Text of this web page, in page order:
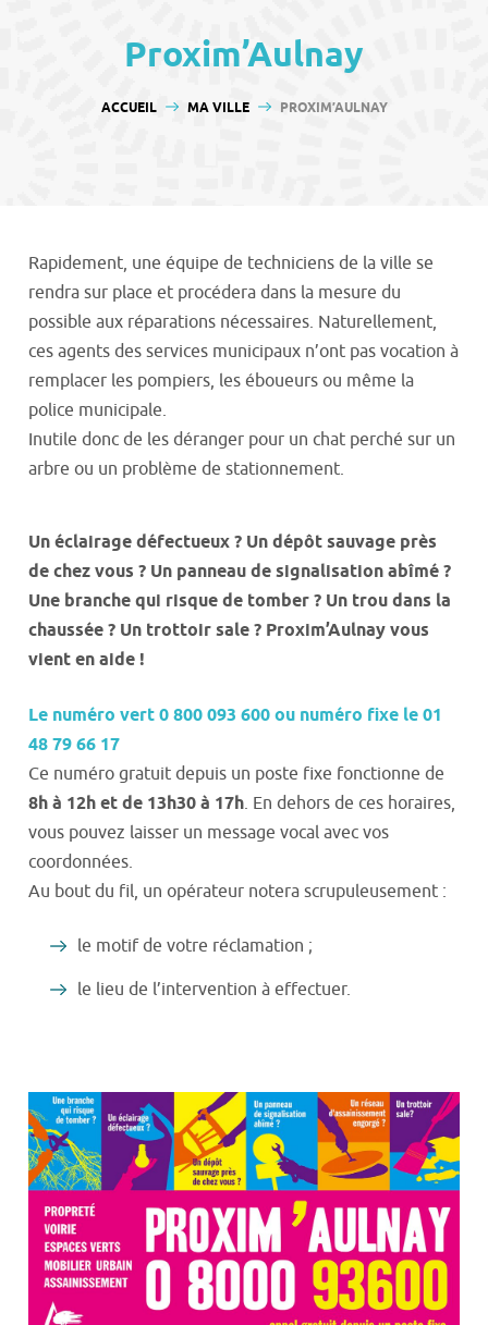
Proxim’Aulnay
VOUS ÊTES ICI :
ACCUEIL MA VILLE PROXIM’AULNAY
Rapidement, une équipe de techniciens de la ville se
rendra sur place et procédera dans la mesure du
possible aux réparations nécessaires. Naturellement,
ces agents des services municipaux n’ont pas vocation à
remplacer les pompiers, les éboueurs ou même la
police municipale.
Inutile donc de les déranger pour un chat perché sur un
arbre ou un problème de stationnement.
Un éclairage défectueux ? Un dépôt sauvage près
de chez vous ? Un panneau de signalisation abîmé ?
Une branche qui risque de tomber ? Un trou dans la
chaussée ? Un trottoir sale ? Proxim’Aulnay vous
vient en aide !
Le numéro vert 0 800 093 600 ou numéro fixe le 01
48 79 66 17
Ce numéro gratuit depuis un poste fixe fonctionne de
8h à 12h et de 13h30 à 17h. En dehors de ces horaires,
vous pouvez laisser un message vocal avec vos
coordonnées.
Au bout du fil, un opérateur notera scrupuleusement :
le motif de votre réclamation ;
le lieu de l’intervention à effectuer.